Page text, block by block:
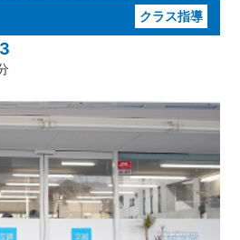
クラス指導